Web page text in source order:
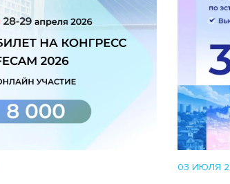
03 ИЮЛЯ